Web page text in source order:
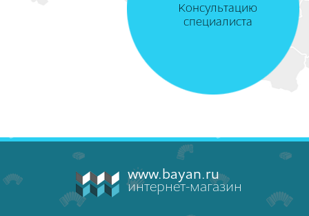
Консультацию
специалиста
www.bayan.ru
интернет-магазин